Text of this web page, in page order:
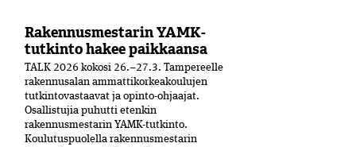
Rakennusmestarin YAMK-
tutkinto hakee paikkaansa
TALK 2026 kokosi 26.–27.3. Tampereelle
rakennusalan ammattikorkeakoulujen
tutkintovastaavat ja opinto-ohjaajat.
Osallistujia puhutti etenkin
rakennusmestarin YAMK-tutkinto.
Koulutuspuolella rakennusmestarin